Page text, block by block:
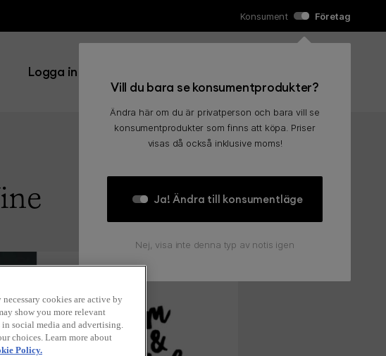
Konsument Företag
Vill du bara se konsumentprodukter?
Ändra här om du är privatperson och bara vill se
konsumentprodukter som finns att köpa. Priser
visas då också inklusive moms!
Ja! Ändra till konsumentläge
Nej, visa inte denna typ av notis igen
Logga in
cookies are active by
show you more relevant
social media and advertising.
choices. Learn more about
Policy.